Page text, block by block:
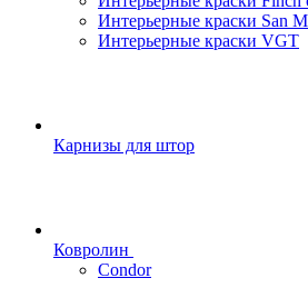
Интерьерные краски San
Интерьерные краски VGT
Карнизы для штор
Ковролин
Condor